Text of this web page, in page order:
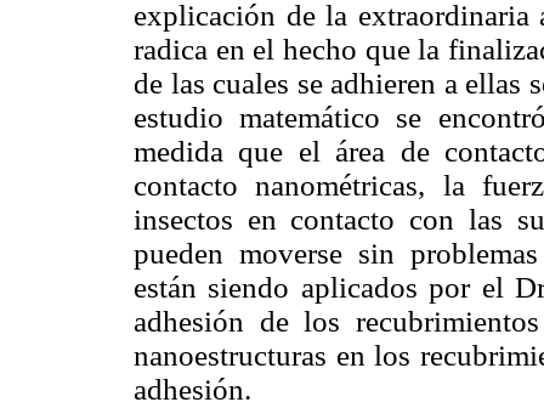
explicación de la extraordinaria
radica en el hecho que la
de las cuales se adhieren a ellas
estudio matemático se
medida que el área de
contacto nanométricas, la
insectos en contacto con las
pueden moverse sin
están siendo aplicados por el
adhesión de los
nanoestructuras en los
adhesión.